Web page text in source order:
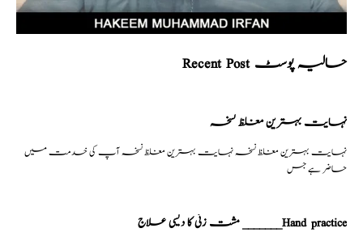
Recent Post حالیہ پوسٹ
نہایت بہترین مغلظ نسخہ
نہایت بہترین مغلظ نسخہ نہایت بہترین مغلظ نسخہ آپ کی خدمت میں
حاضر ہے جس
مشت زنی کا دیسی علاج _______Hand practice